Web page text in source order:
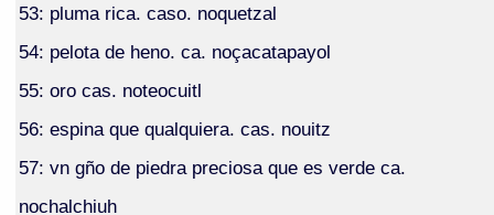
53: pluma rica. caso. noquetzal
54: pelota de heno. ca. noçacatapayol
55: oro cas. noteocuitl
56: espina que qualquiera. cas. nouitz
57: vn gño de piedra preciosa que es verde ca.
nochalchiuh